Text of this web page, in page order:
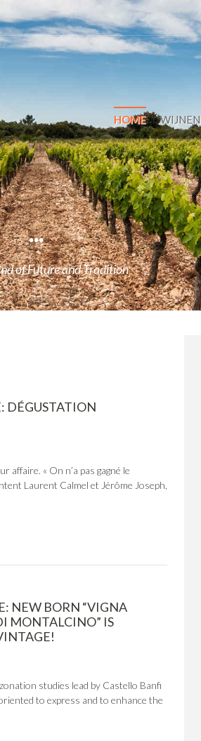
HOME WIJNEN
...
of Future and Tradition
DÉGUSTATION
« On n’a pas gagné le
Laurent Calmel et Jérôme Joseph,
NEW BORN “VIGNA
MONTALCINO” IS
studies lead by Castello Banfi
to express and to enhance the